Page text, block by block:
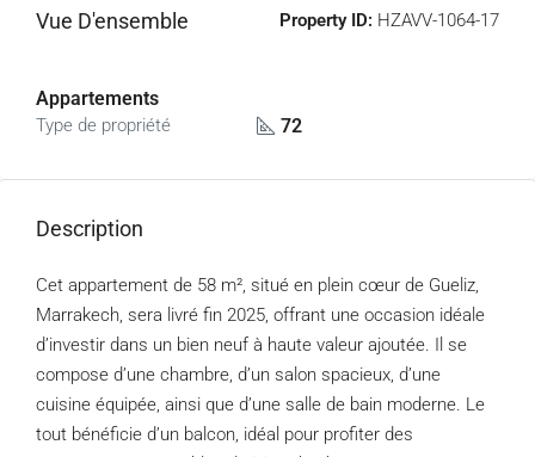
Vue D'ensemble Property ID: HZAVV-1064-17
Appartements
Type de propriété 72
Description
Cet appartement de 58 m², situé en plein cœur de Gueliz,
Marrakech, sera livré fin 2025, offrant une occasion idéale
d’investir dans un bien neuf à haute valeur ajoutée. Il se
compose d’une chambre, d’un salon spacieux, d’une
cuisine équipée, ainsi que d’une salle de bain moderne. Le
tout bénéficie d’un balcon, idéal pour profiter des